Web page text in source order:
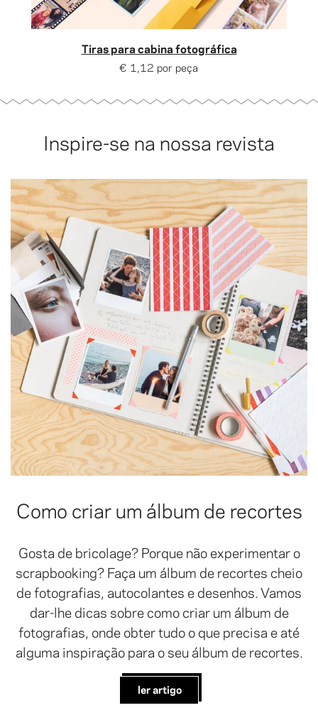
Tiras para cabina fotográfica
€ 1,12 por peça
Inspire-se na nossa revista
Como criar um álbum de recortes
Gosta de bricolage? Porque não experimentar o
scrapbooking? Faça um álbum de recortes cheio
de fotografias, autocolantes e desenhos. Vamos
dar-lhe dicas sobre como criar um álbum de
fotografias, onde obter tudo o que precisa e até
alguma inspiração para o seu álbum de recortes.
ler artigo